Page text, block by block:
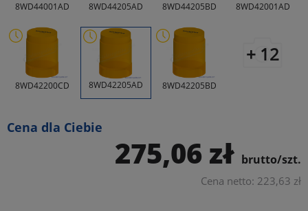
8WD44001AD 8WD44205AD 8WD44205BD 8WD42001AD
8WD42200CD 8WD42205AD 8WD42205BD
+ 12
Cena dla Ciebie
275,06 zł brutto/szt.
Cena netto: 223,63 zł